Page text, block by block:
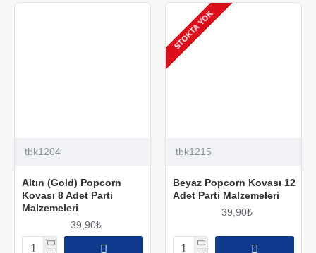
tbk1204
Altın (Gold) Popcorn
Kovası 8 Adet Parti
Malzemeleri
39,90₺
STOKTA YOK
tbk1215
Beyaz Popcorn Kovası 12
Adet Parti Malzemeleri
39,90₺